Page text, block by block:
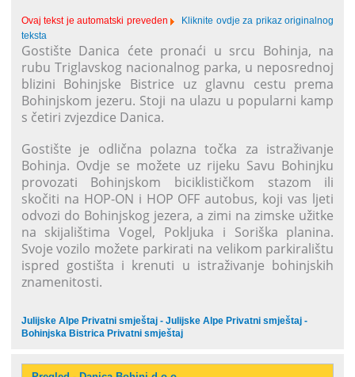
Ovaj tekst je automatski preveden
Kliknite ovdje za prikaz originalnog
teksta
Gostište Danica ćete pronaći u srcu Bohinja, na
rubu Triglavskog nacionalnog parka, u neposrednoj
blizini Bohinjske Bistrice uz glavnu cestu prema
Bohinjskom jezeru. Stoji na ulazu u popularni kamp
s četiri zvjezdice Danica.
Gostište je odlična polazna točka za istraživanje
Bohinja. Ovdje se možete uz rijeku Savu Bohinjku
provozati Bohinjskom biciklističkom stazom ili
skočiti na HOP-ON i HOP OFF autobus, koji vas ljeti
odvozi do Bohinjskog jezera, a zimi na zimske užitke
na skijalištima Vogel, Pokljuka i Soriška planina.
Svoje vozilo možete parkirati na velikom parkiralištu
ispred gostišta i krenuti u istraživanje bohinjskih
znamenitosti.
Julijske Alpe Privatni smještaj - Julijske Alpe Privatni smještaj -
Bohinjska Bistrica Privatni smještaj